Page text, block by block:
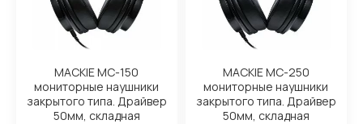
MACKIE MC-150
мониторные наушники
закрытого типа. Драйвер
50мм, складная
MACKIE MC-250
мониторные наушники
закрытого типа. Драйвер
50мм, складная